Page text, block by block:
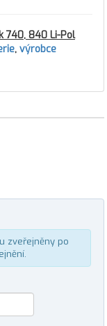
740, 840 Li-Pol
, výrobce
zveřejněny po